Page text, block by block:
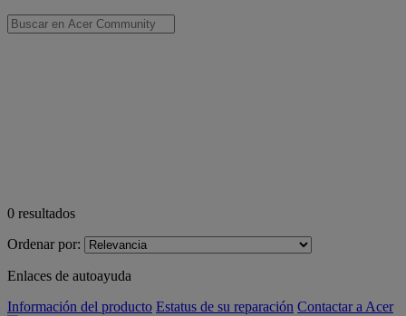
0 resultados
Ordenar por:
Enlaces de autoayuda
Información del producto Estatus de su reparación Contactar a Acer